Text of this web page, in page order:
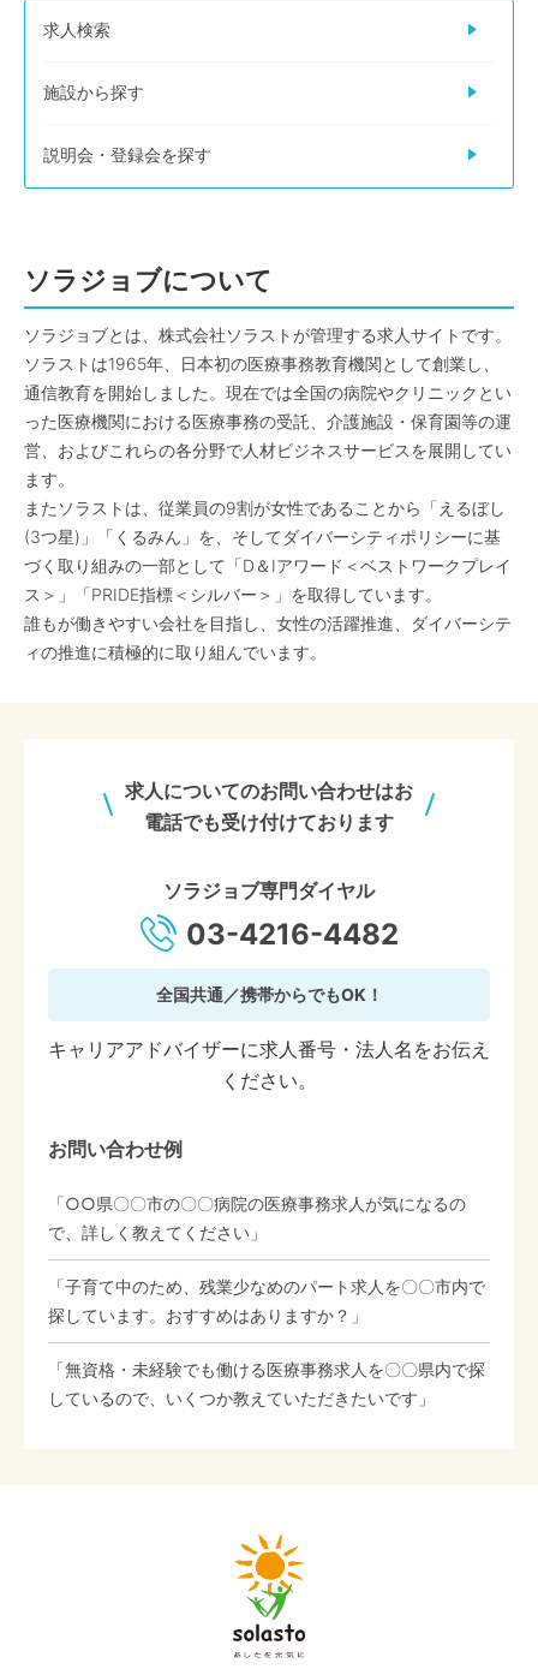
求人検索
施設から探す
説明会・登録会を探す
ソラジョブについて
ソラジョブとは、株式会社ソラストが管理する求人サイトです。
ソラストは1965年、日本初の医療事務教育機関として創業し、
通信教育を開始しました。現在では全国の病院やクリニックとい
った医療機関における医療事務の受託、介護施設・保育園等の運
営、およびこれらの各分野で人材ビジネスサービスを展開してい
ます。
またソラストは、従業員の9割が女性であることから「えるぼし
(3つ星)」「くるみん」を、そしてダイバーシティポリシーに基
づく取り組みの一部として「D＆Iアワード＜ベストワークプレイ
ス＞」「PRIDE指標＜シルバー＞」を取得しています。
誰もが働きやすい会社を目指し、女性の活躍推進、ダイバーシテ
ィの推進に積極的に取り組んでいます。
求人についてのお問い合わせはお
電話でも受け付けております
ソラジョブ専門ダイヤル
03-4216-4482
全国共通／携帯からでもOK！
キャリアアドバイザーに求人番号・法人名をお伝え
ください。
お問い合わせ例
「○○県〇〇市の〇〇病院の医療事務求人が気になるの
で、詳しく教えてください」
「子育て中のため、残業少なめのパート求人を〇〇市内で
探しています。おすすめはありますか？」
「無資格・未経験でも働ける医療事務求人を〇〇県内で探
しているので、いくつか教えていただきたいです」